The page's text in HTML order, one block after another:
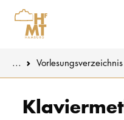
You are here:
... Vorlesungs­verzeichnis